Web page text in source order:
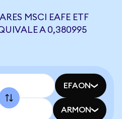
MSCI EAFE ETF
A 0,380995
EFAON
ARMON